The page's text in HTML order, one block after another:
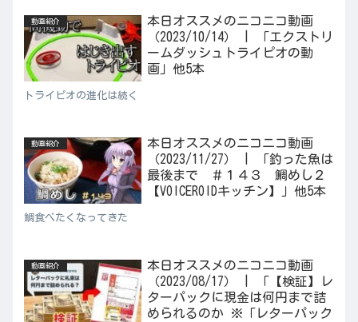
動画紹介
本日オススメのニコニコ動画
（2023/10/14） | 「エクストリ
ームダッシュトライピオの動
画」他5本
トライピオの進化は続く
動画紹介
本日オススメのニコニコ動画
（2023/11/27） | 「釣った魚は
最後まで ＃１４３ 鯛めし２
【VOICEROIDキッチン】」他5本
鯛食べたくなってきた
動画紹介
本日オススメのニコニコ動画
（2023/08/17） | 「【検証】レ
ターパックに現金は何円まで詰
められるのか ※「レターパック